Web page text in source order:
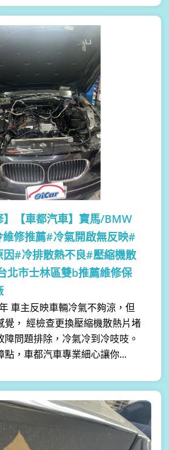
【車都汽車】寶馬/BMW
修推薦#冷氣開啟無反映#
因#冷排散熱不良#壓縮機散
北市士林區雙b推薦維修保
車主反映車輛冷氣不夠涼，但
覺， 經檢查更換壓縮機散熱片堵
障問題排除，冷氣冷到冷吱吱。
點，車都汽車專業細心讓你...